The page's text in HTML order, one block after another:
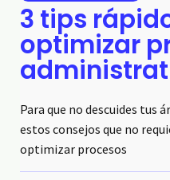
3 tips
optimizar
Para que no descuides tus
estos consejos que no
optimizar procesos